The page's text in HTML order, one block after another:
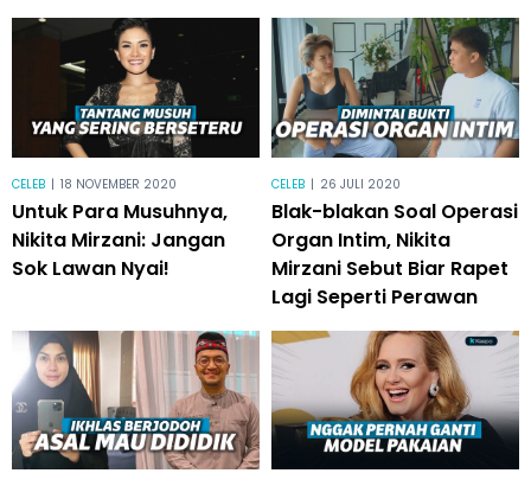
CELEB | 18 NOVEMBER 2020
Untuk Para Musuhnya,
Nikita Mirzani: Jangan
Sok Lawan Nyai!
CELEB | 26 JULI 2020
Blak-blakan Soal Operasi
Organ Intim, Nikita
Mirzani Sebut Biar Rapet
Lagi Seperti Perawan